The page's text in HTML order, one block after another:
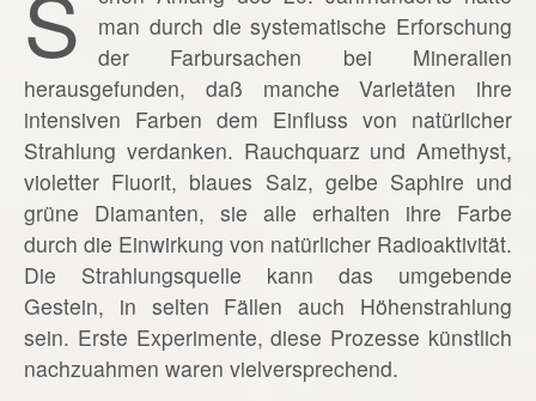
man durch die systematische Erforschung
der Farbursachen bei Mineralien
herausgefunden, daß manche Varietäten ihre
intensiven Farben dem Einfluss von natürlicher
Strahlung verdanken. Rauchquarz und Amethyst,
violetter Fluorit, blaues Salz, gelbe Saphire und
grüne Diamanten, sie alle erhalten ihre Farbe
durch die Einwirkung von natürlicher Radioaktivität.
Die Strahlungsquelle kann das umgebende
Gestein, in selten Fällen auch Höhenstrahlung
sein. Erste Experimente, diese Prozesse künstlich
nachzuahmen waren vielversprechend.